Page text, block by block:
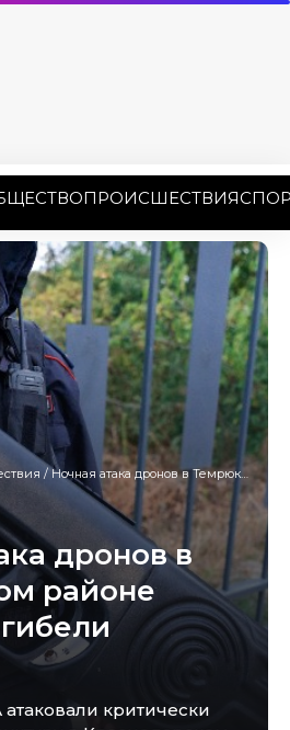
ПРОИСШЕСТВИЯ
/ Ночная атака дронов в Темрюкском районе привела к гибели человека
дронов в
районе
критически